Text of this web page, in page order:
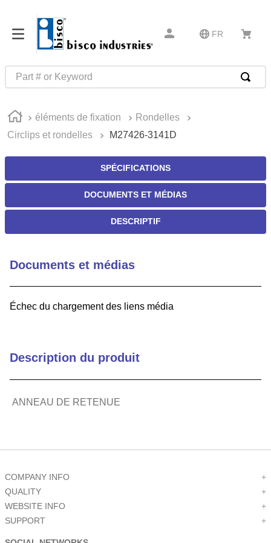
FR
Part # or Keyword
éléments de fixation
Rondelles
Circlips et rondelles
M27426-3141D
SPÉCIFICATIONS
DOCUMENTS ET MÉDIAS
DESCRIPTIF
Documents et médias
Échec du chargement des liens média
Description du produit
ANNEAU DE RETENUE
COMPANY INFO
+
QUALITY
+
WEBSITE INFO
+
SUPPORT
+
1.
m1
2 .
southco latch
4.
m21143
6
9.
12050
10. 10 00